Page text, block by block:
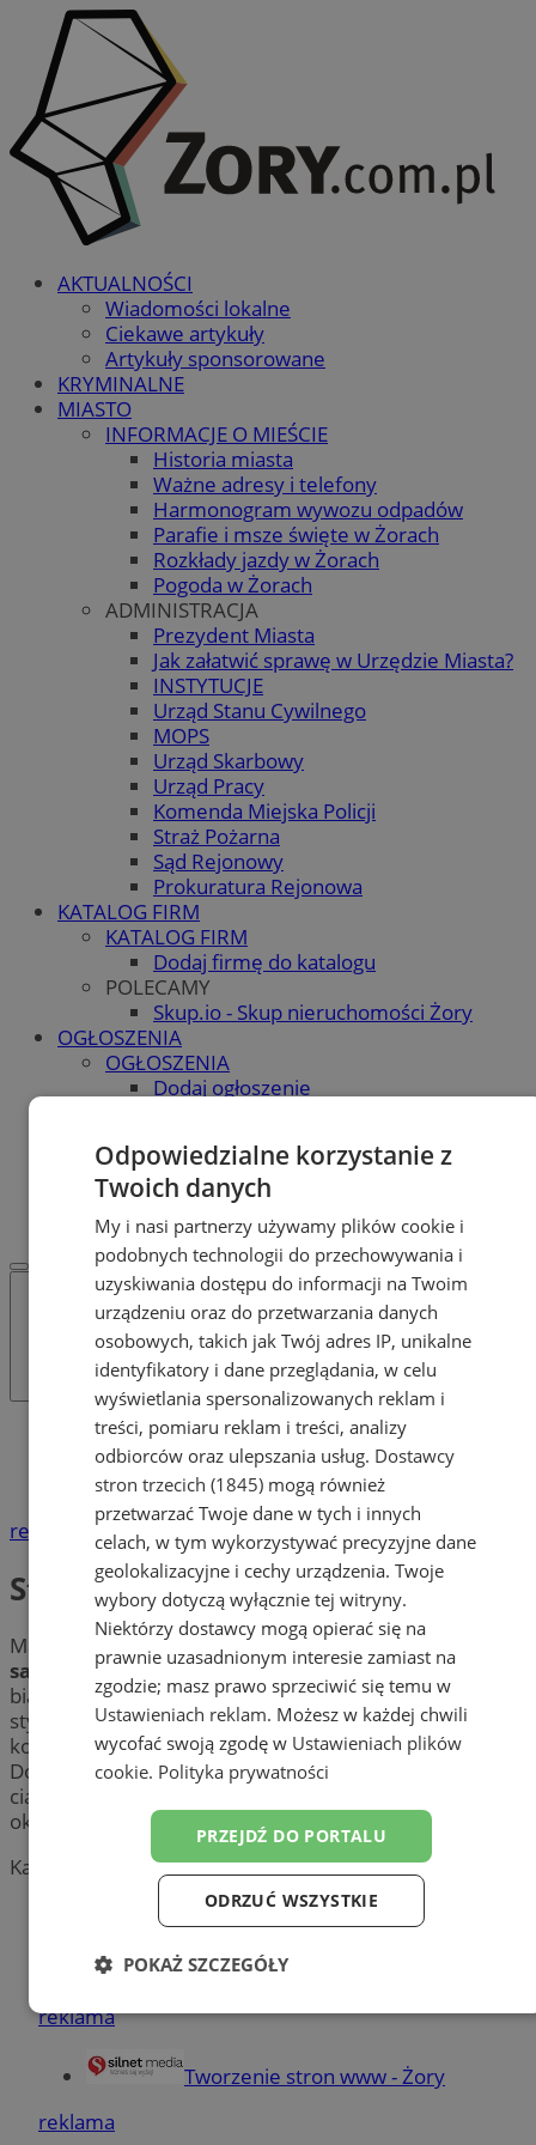
AKTUALNOŚCI
Wiadomości lokalne
Ciekawe artykuły
Artykuły sponsorowane
KRYMINALNE
MIASTO
INFORMACJE O MIEŚCIE
Historia miasta
Ważne adresy i telefony
Harmonogram wywozu odpadów
Parafie i msze święte w Żorach
Rozkłady jazdy w Żorach
Pogoda w Żorach
ADMINISTRACJA
Prezydent Miasta
Jak załatwić sprawę w Urzędzie Miasta?
INSTYTUCJE
Urząd Stanu Cywilnego
MOPS
Urząd Skarbowy
Urząd Pracy
Komenda Miejska Policji
Straż Pożarna
Sąd Rejonowy
Prokuratura Rejonowa
KATALOG FIRM
KATALOG FIRM
Dodaj firmę do katalogu
POLECAMY
Skup.io - Skup nieruchomości Żory
OGŁOSZENIA
OGŁOSZENIA
Dodaj ogłoszenie
Pracuj.pl - praca w Żorach
REKLAMA
WSPÓŁPRACA
Katalog firm
Moda, Uroda
Studia Tatuażu
reklama
Studia Tatuażu
Marzysz o tatuażu ? Sprawdź
profesjonalne studia i
salony tatuażuwykonujące tatuaże kolorowe i czarno-
białe w mieście Żory. Poznaj tatuażystów w Żorach, ich
style oraz realizacje i umów się na bezpłatne
konsultacje, które pozwolą Ci spełnić marzenia.
Dowiedz się także czym jest bezbolesne przekłuwanie
ciała i kolczykowanie oraz gdzie możesz je wykonać w
okolicy Żor.
Kategoria nie zawiera żadnych prezentacji firm.
Pozostałe firmy w kategorii
reklama
Tworzenie stron www - Żory
reklama
Odpowiedzialne korzystanie z
Twoich danych
My i nasi partnerzy używamy plików cookie i
podobnych technologii do przechowywania i
uzyskiwania dostępu do informacji na Twoim
urządzeniu oraz do przetwarzania danych
osobowych, takich jak Twój adres IP, unikalne
identyfikatory i dane przeglądania, w celu
wyświetlania spersonalizowanych reklam i
treści, pomiaru reklam i treści, analizy
odbiorców oraz ulepszania usług. Dostawcy
stron trzecich (1845) mogą również
przetwarzać Twoje dane w tych i innych
celach, w tym wykorzystywać precyzyjne dane
geolokalizacyjne i cechy urządzenia. Twoje
wybory dotyczą wyłącznie tej witryny.
Niektórzy dostawcy mogą opierać się na
prawnie uzasadnionym interesie zamiast na
zgodzie; masz prawo sprzeciwić się temu w
Ustawieniach reklam. Możesz w każdej chwili
wycofać swoją zgodę w Ustawieniach plików
cookie. Polityka prywatności
PRZEJDŹ DO PORTALU
ODRZUĆ WSZYSTKIE
POKAŻ SZCZEGÓŁY
Niezbędne Wydajność Targetowanie